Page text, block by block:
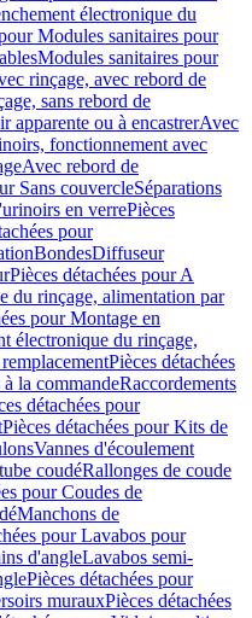
électronique du
Modules sanitaires pour
Modules sanitaires pour
rinçage, avec rebord de
sans rebord de
apparente ou à encastrerAvec
fonctionnement avec
Avec rebord de
Sans couvercleSéparations
en verrePièces
pour
BondesDiffuseur
Pièces détachées pour A
du rinçage, alimentation par
pour Montage en
électronique du rinçage,
Pièces détachées
la commandeRaccordements
détachées pour
Pièces détachées pour Kits de
Vannes d'écoulement
coudéRallonges de coude
pour Coudes de
Manchons de
pour Lavabos pour
d'angleLavabos semi-
Pièces détachées pour
murauxPièces détachées